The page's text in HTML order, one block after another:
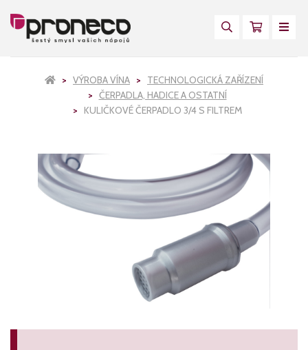
VÝROBA VÍNA
TECHNOLOGICKÁ ZAŘÍZENÍ
ČERPADLA, HADICE A OSTATNÍ
KULIČKOVÉ ČERPADLO 3/4 S FILTREM